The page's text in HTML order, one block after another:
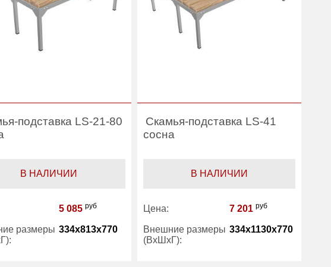
подставка LS-21-80
В НАЛИЧИИ
5 085 руб
размеры 334x813x770
Скамья-подставка LS-41
сосна
В НАЛИЧИИ
Цена: 7 201 руб
Внешние размеры
(ВхШхГ):
334x1130x770